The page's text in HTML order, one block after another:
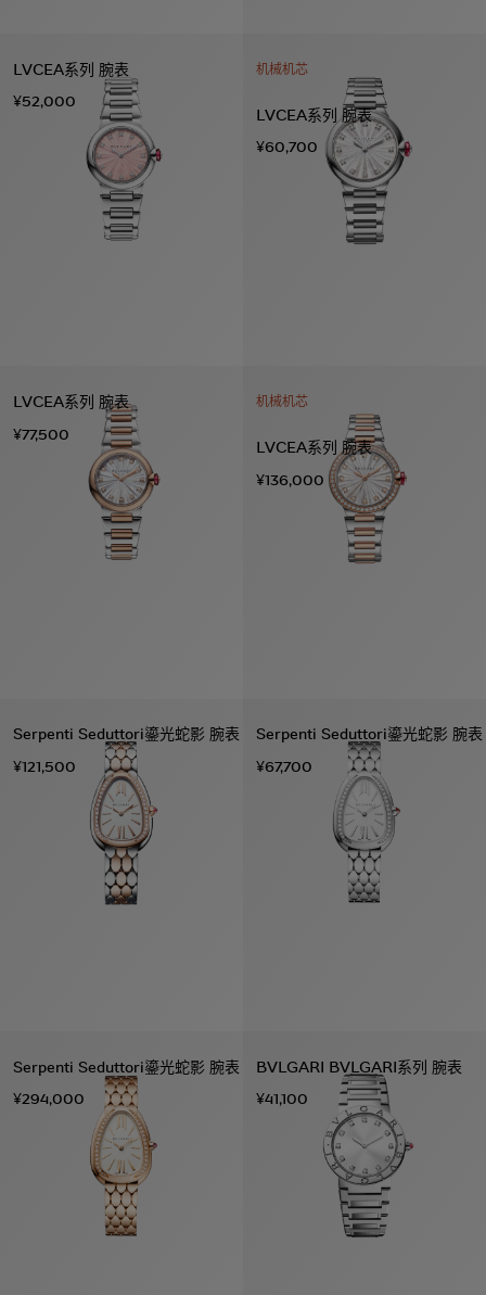
LVCEA系列 腕表
¥52,000
机械机芯
LVCEA系列 腕表
¥60,700
LVCEA系列 腕表
¥77,500
机械机芯
LVCEA系列 腕表
¥136,000
Serpenti Seduttori鎏光蛇影 腕表
¥121,500
Serpenti Seduttori鎏光蛇影 腕表
¥67,700
Serpenti Seduttori鎏光蛇影 腕表
¥294,000
BVLGARI BVLGARI系列 腕表
¥41,100